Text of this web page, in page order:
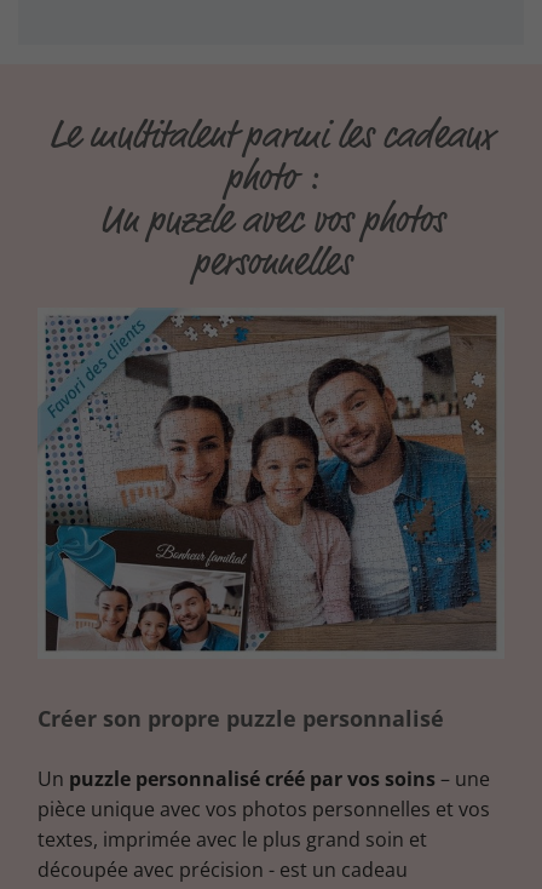
Le multitalent parmi les cadeaux
photo :
Un puzzle avec vos photos
personnelles
Créer son propre puzzle personnalisé
Un puzzle personnalisé créé par vos soins– une
pièce unique avec vos photos personnelles et vos
textes, imprimée avec le plus grand soin et
découpée avec précision - est un cadeau